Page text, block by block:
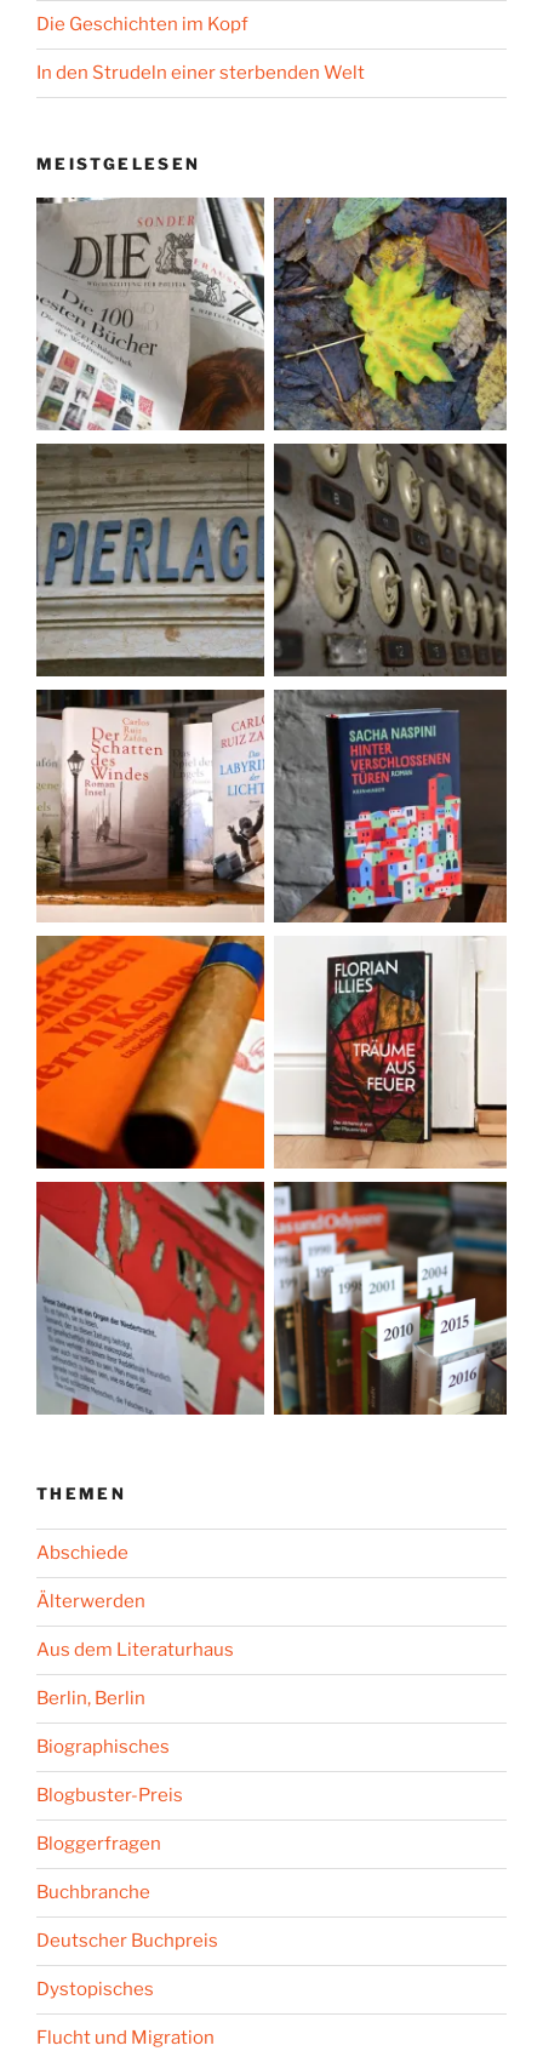
Die Geschichten im Kopf
In den Strudeln einer sterbenden Welt
MEISTGELESEN
THEMEN
Abschiede
Älterwerden
Aus dem Literaturhaus
Berlin, Berlin
Biographisches
Blogbuster-Preis
Bloggerfragen
Buchbranche
Deutscher Buchpreis
Dystopisches
Flucht und Migration